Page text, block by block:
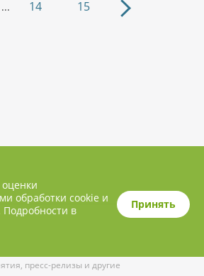
... 14 15
пресс-релизы и другие
обработки cookie и
в
Принять